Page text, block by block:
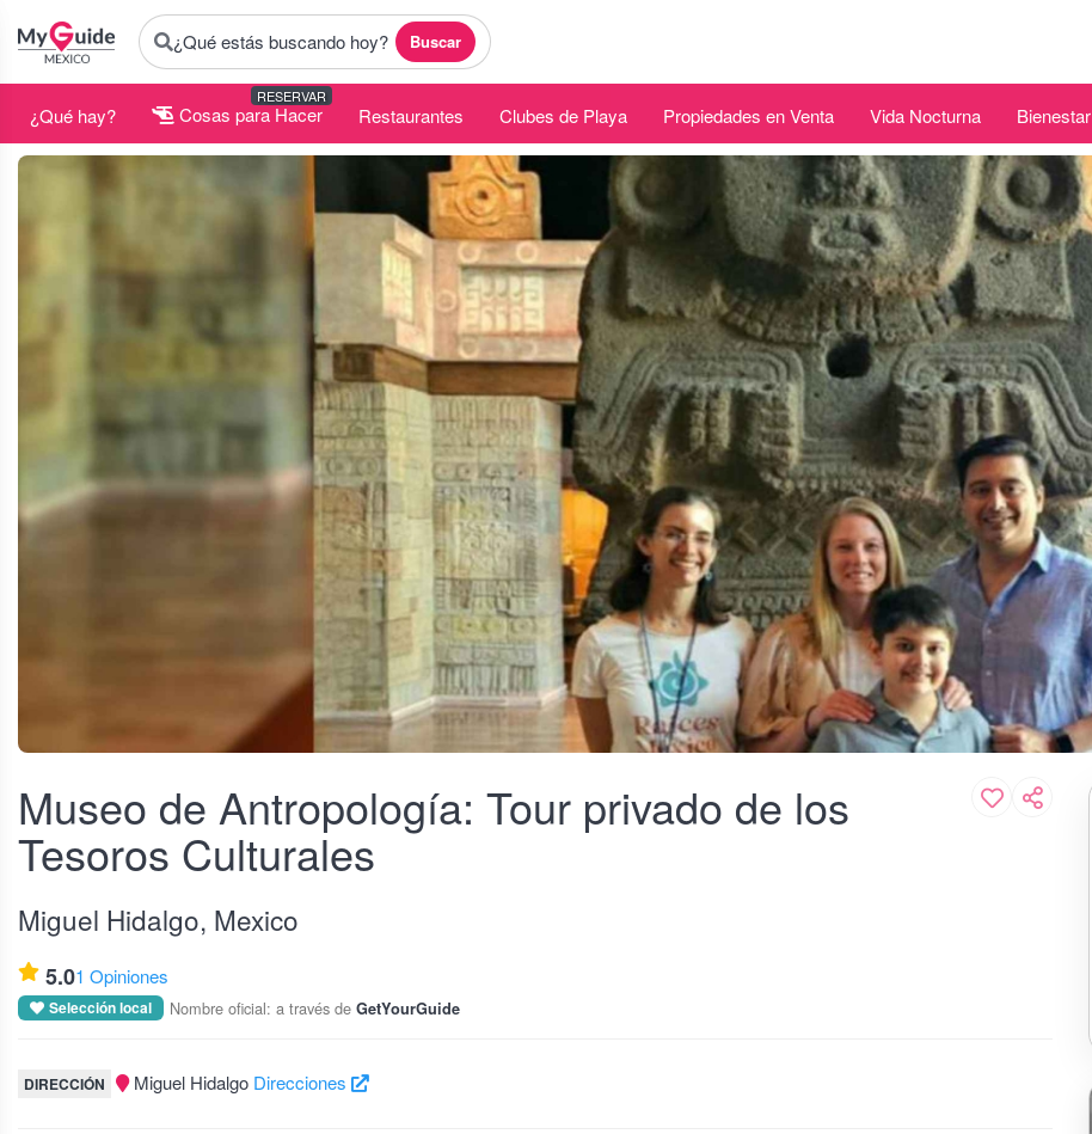
¿Qué estás buscando hoy? Buscar
¿Qué hay? Cosas para Hacer
RESERVAR
Restaurantes Clubes de Playa Propiedades en Venta Vida Nocturna Bienestar
Museo de Antropología: Tour privado de los
Tesoros Culturales
Miguel Hidalgo, Mexico
5.01 Opiniones
Selección local Nombre oficial: a través de GetYourGuide
DIRECCIÓN Miguel Hidalgo Direcciones